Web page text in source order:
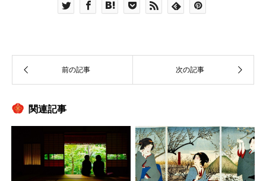
関連記事